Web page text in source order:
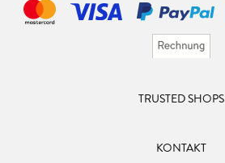
TRUSTED SHOPS
KONTAKT